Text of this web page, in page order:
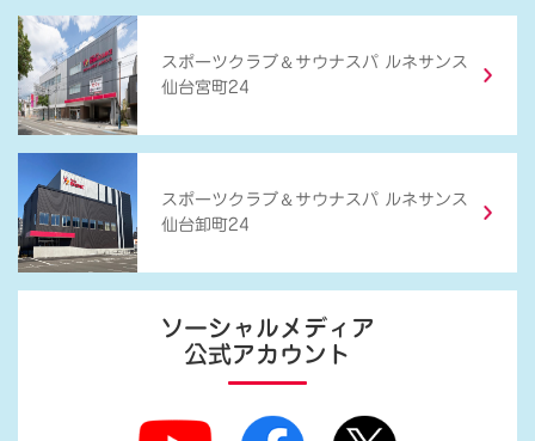
スポーツクラブ ＆ サウナスパ ルネサンス
仙台宮町24
スポーツクラブ ＆ サウナスパ ルネサンス
仙台卸町24
ソーシャルメディア
公式アカウント